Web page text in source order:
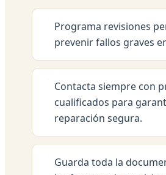
Programa revisiones
prevenir fallos graves
Contacta siempre con
cualificados para
reparación segura.
Guarda toda la